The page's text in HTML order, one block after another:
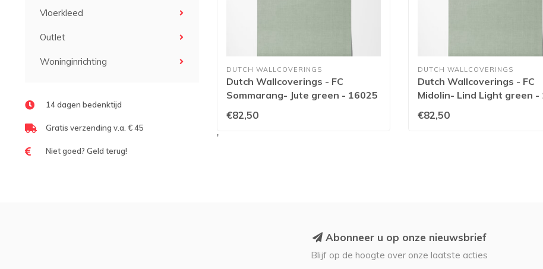
Vloerkleed
Outlet
Woninginrichting
14 dagen bedenktijd
Gratis verzending v.a. € 45
Niet goed? Geld terug!
DUTCH WALLCOVERINGS
Dutch Wallcoverings - FC
Sommarang- Jute green - 16025
€82,50
DUTCH WALLCOVERINGS
Dutch Wallcoverings - FC
Midolin- Lind Light green -
€82,50
'
Abonneer u op onze nieuwsbrief
Blijf op de hoogte over onze laatste acties